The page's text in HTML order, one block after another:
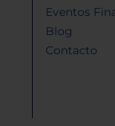
Eventos
Blog
Contacto